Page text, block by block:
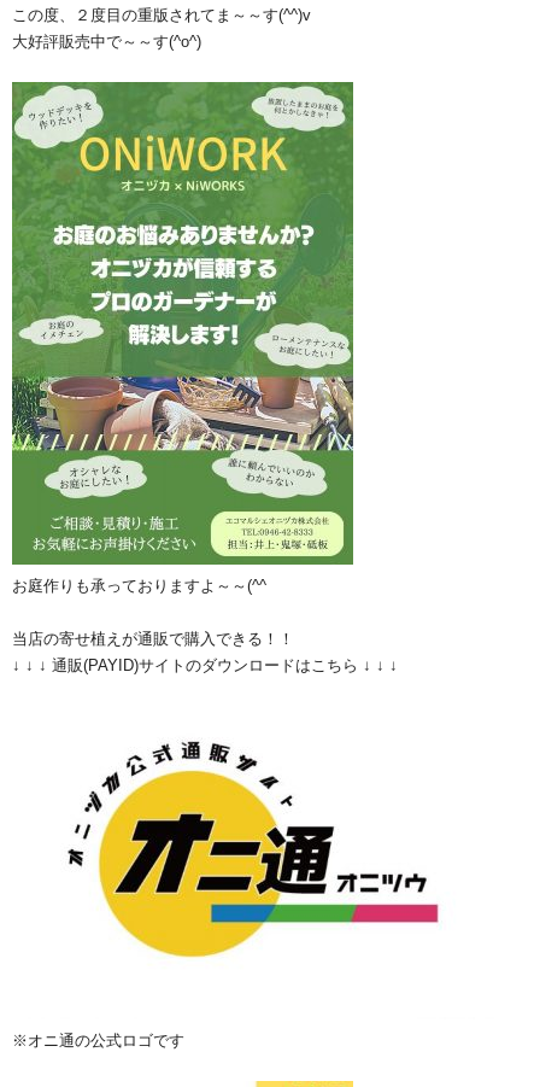
この度、２度目の重版されてま～～す(^^)v
大好評販売中で～～す(^o^)
お庭作りも承っておりますよ～～(^^ゞ
当店の寄せ植えが通販で購入できる！！
↓ ↓ ↓ 通販(PAYID)サイトのダウンロードはこちら ↓ ↓ ↓
※オニ通の公式ロゴです